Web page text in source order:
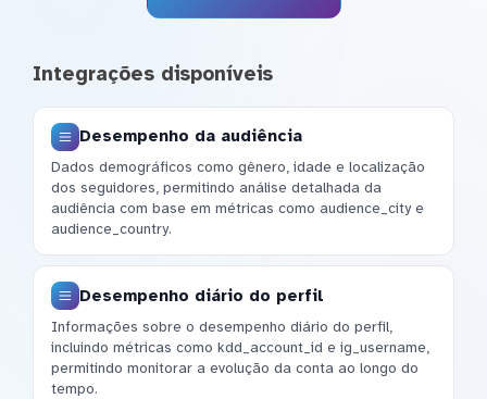
Integrações disponíveis
Desempenho da audiência
Dados demográficos como gênero, idade e localização
dos seguidores, permitindo análise detalhada da
audiência com base em métricas como audience_city e
audience_country.
Desempenho diário do perfil
Informações sobre o desempenho diário do perfil,
incluindo métricas como kdd_account_id e ig_username,
permitindo monitorar a evolução da conta ao longo do
tempo.